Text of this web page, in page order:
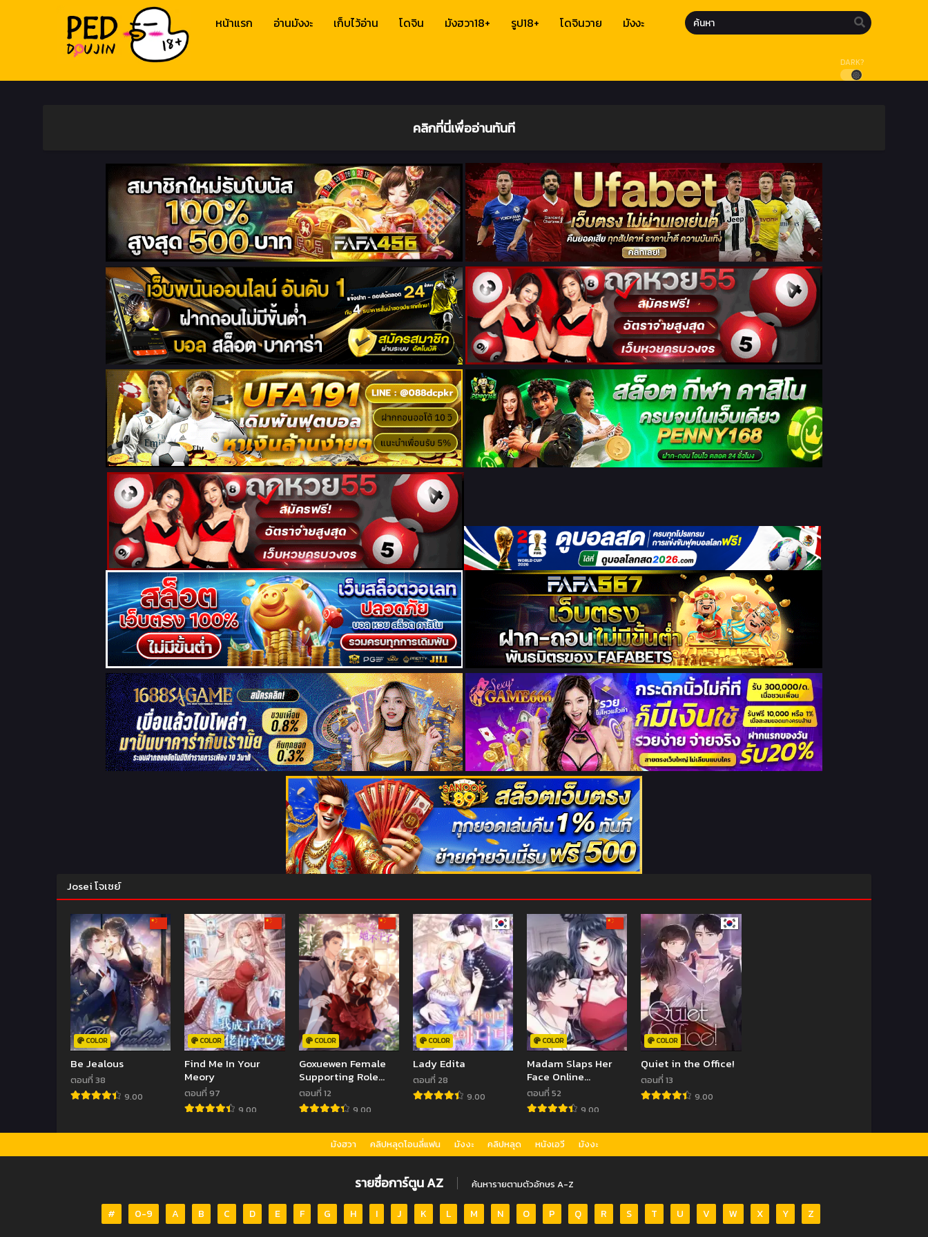
หน้าแรก อ่านมังงะ เก็บไว้อ่าน โดจิน มังฮวา18+ รูป18+ โดจินวาย มังงะ
DARK?
คลิกที่นี่เพื่ออ่านทันที
Josei โจเซย์
COLOR
Be Jealous
ตอนที่ 38
9.00
COLOR
Find Me In Your
Meory
ตอนที่ 97
9.00
COLOR
Goxuewen Female
Supporting Role
She Quit
ตอนที่ 12
9.00
COLOR
Lady Edita
ตอนที่ 28
9.00
COLOR
Madam Slaps Her
Face Online
Everyday
ตอนที่ 52
9.00
COLOR
Quiet in the Office!
ตอนที่ 13
9.00
มังฮวา คลิปหลุดโอนลี่แฟน มังงะ คลิปหลุด หนังเอวี มังงะ
รายชื่อการ์ตูน AZ ค้นหารายตามตัวอักษร A-Z
# 0-9 A B C D E F G H I J K L M N O P Q R S T U V W X Y Z